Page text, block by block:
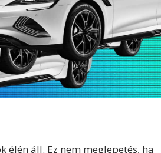
áll. Ez nem meglepetés, ha